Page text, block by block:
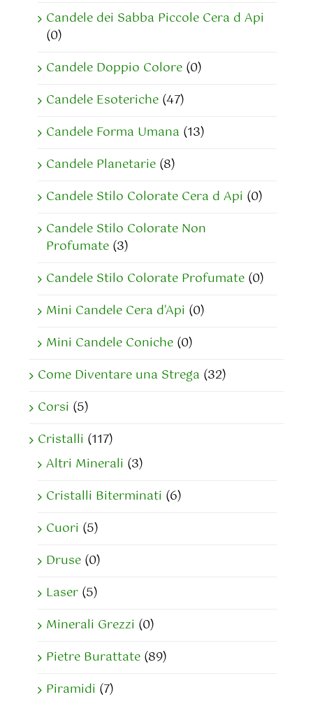
Candele dei Sabba Piccole Cera d Api
(0)
Candele Doppio Colore (0)
Candele Esoteriche (47)
Candele Forma Umana (13)
Candele Planetarie (8)
Candele Stilo Colorate Cera d Api (0)
Candele Stilo Colorate Non
Profumate (3)
Candele Stilo Colorate Profumate (0)
Mini Candele Cera d'Api (0)
Mini Candele Coniche (0)
Come Diventare una Strega (32)
Corsi (5)
Cristalli (117)
Altri Minerali (3)
Cristalli Biterminati (6)
Cuori (5)
Druse (0)
Laser (5)
Minerali Grezzi (0)
Pietre Burattate (89)
Piramidi (7)